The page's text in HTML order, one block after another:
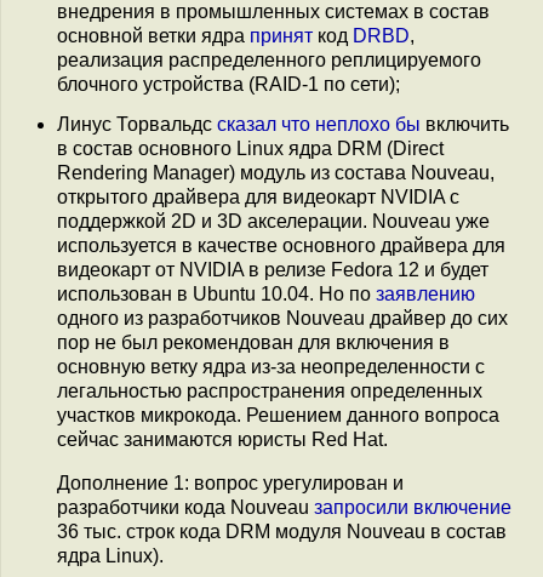
внедрения в промышленных системах в состав
основной ветки ядра принят код DRBD,
реализация распределенного реплицируемого
блочного устройства (RAID-1 по сети);
Линус Торвальдс сказал что неплохо бы включить
в состав основного Linux ядра DRM (Direct
Rendering Manager) модуль из состава Nouveau,
открытого драйвера для видеокарт NVIDIA с
поддержкой 2D и 3D акселерации. Nouveau уже
используется в качестве основного драйвера для
видеокарт от NVIDIA в релизе Fedora 12 и будет
использован в Ubuntu 10.04. Но по заявлению
одного из разработчиков Nouveau драйвер до сих
пор не был рекомендован для включения в
основную ветку ядра из-за неопределенности с
легальностью распространения определенных
участков микрокода. Решением данного вопроса
сейчас занимаются юристы Red Hat.
Дополнение 1: вопрос урегулирован и
разработчики кода Nouveau запросили включение
36 тыс. строк кода DRM модуля Nouveau в состав
ядра Linux).